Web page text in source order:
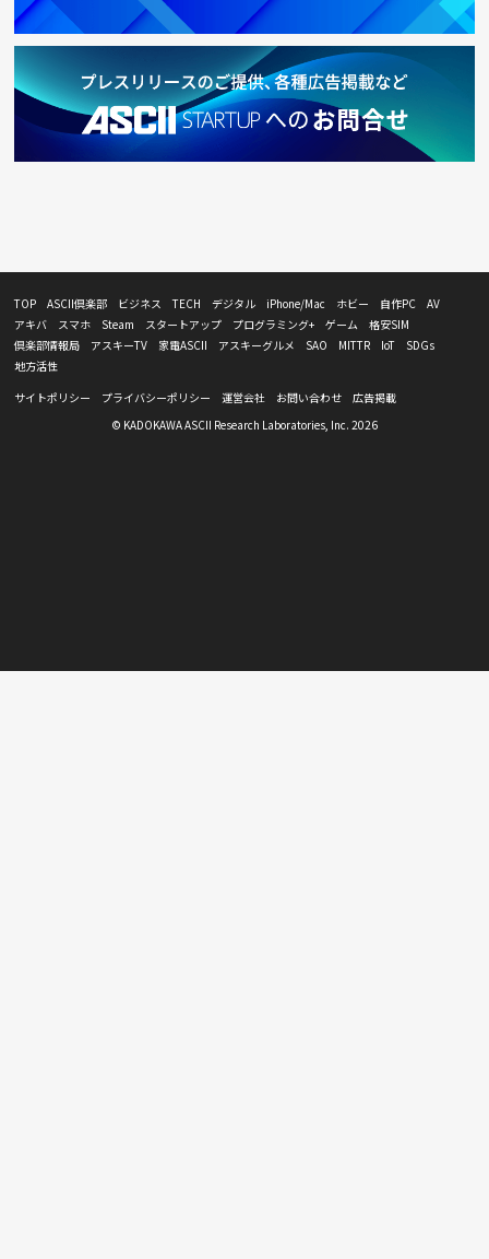
TOP ASCII倶楽部 ビジネス TECH デジタル iPhone/Mac ホビー 自作PC
AV
アキバ
スマホ Steam スタートアップ プログラミング+ ゲーム
格安SIM
倶楽部情報局
アスキーTV 家電ASCII アスキーグルメ SAO MITTR IoT
SDGs
地方活性
サイトポリシー
プライバシーポリシー 運営会社 お問い合わせ
広告掲載
© KADOKAWA ASCII Research Laboratories, Inc. 2026